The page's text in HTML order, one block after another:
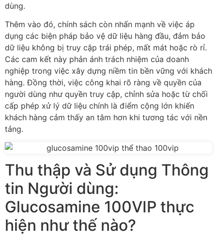
dùng.
Thêm vào đó, chính sách còn nhấn mạnh về việc áp
dụng các biện pháp bảo vệ dữ liệu hàng đầu, đảm bảo
dữ liệu không bị truy cập trái phép, mất mát hoặc rò rỉ.
Các cam kết này phản ánh trách nhiệm của doanh
nghiệp trong việc xây dựng niềm tin bền vững với khách
hàng. Đồng thời, việc công khai rõ ràng về quyền của
người dùng như quyền truy cập, chỉnh sửa hoặc từ chối
cấp phép xử lý dữ liệu chính là điểm cộng lớn khiến
khách hàng cảm thấy an tâm hơn khi tương tác với nền
tảng.
Thu thập và Sử dụng Thông
tin Người dùng:
Glucosamine 100VIP thực
hiện như thế nào?